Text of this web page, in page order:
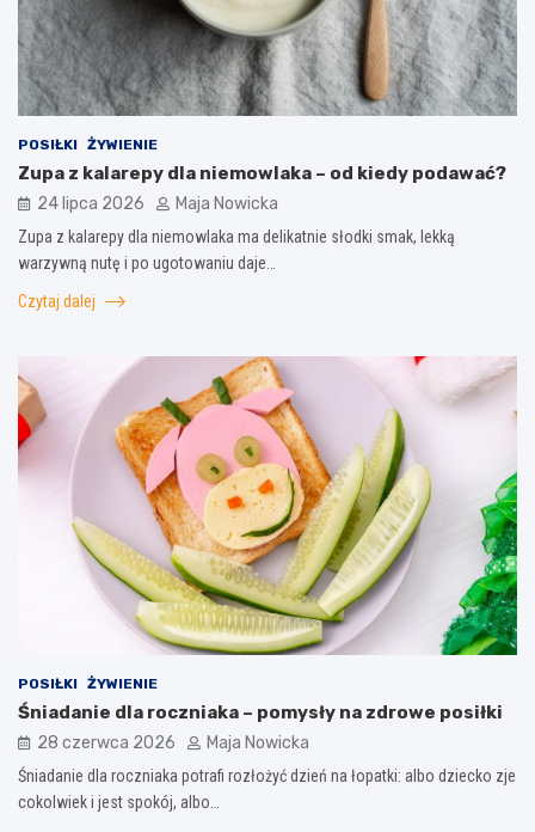
POSIŁKI ŻYWIENIE
Zupa z kalarepy dla niemowlaka – od kiedy podawać?
24 lipca 2026 Maja Nowicka
Zupa z kalarepy dla niemowlaka ma delikatnie słodki smak, lekką
warzywną nutę i po ugotowaniu daje…
Czytaj dalej
POSIŁKI ŻYWIENIE
Śniadanie dla roczniaka – pomysły na zdrowe posiłki
28 czerwca 2026 Maja Nowicka
Śniadanie dla roczniaka potrafi rozłożyć dzień na łopatki: albo dziecko zje
cokolwiek i jest spokój, albo…